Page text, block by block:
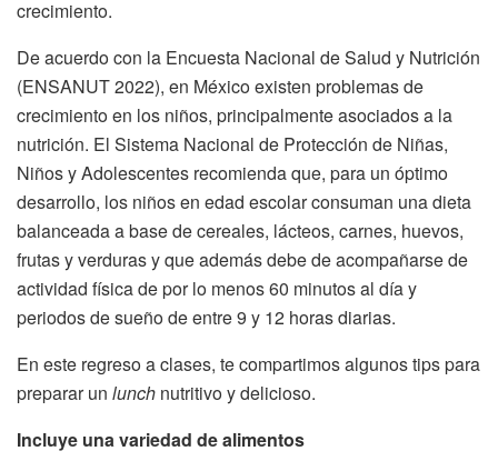
crecimiento.
De acuerdo con la Encuesta Nacional de Salud y Nutrición
(ENSANUT 2022), en México existen problemas de
crecimiento en los niños, principalmente asociados a la
nutrición. El Sistema Nacional de Protección de Niñas,
Niños y Adolescentes recomienda que, para un óptimo
desarrollo, los niños en edad escolar consuman una dieta
balanceada a base de cereales, lácteos, carnes, huevos,
frutas y verduras y que además debe de acompañarse de
actividad física de por lo menos 60 minutos al día y
periodos de sueño de entre 9 y 12 horas diarias.
En este regreso a clases, te compartimos algunos tips para
preparar un lunch nutritivo y delicioso.
Incluye una variedad de alimentos